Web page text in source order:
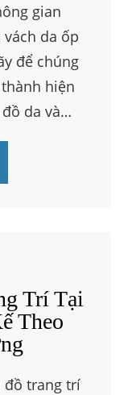
gian
da ốp
để chúng
hiện
da và…
Trí Tại
Theo
đồ trang trí